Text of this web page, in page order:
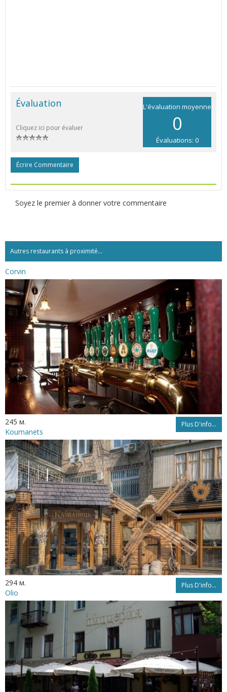
L'évaluation moyenne
0
Évaluations: 0
Évaluation
Cliquez ici pour évaluer
Écrire Commentaire
Soyez le premier à donner votre commentaire
Autres restaurants à proximité...
Corvin
245 м. Plus D'info...
Koumanets
294 м. Plus D'info...
Olio